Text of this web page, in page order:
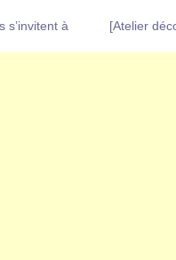
s’invitent à
[Atelier